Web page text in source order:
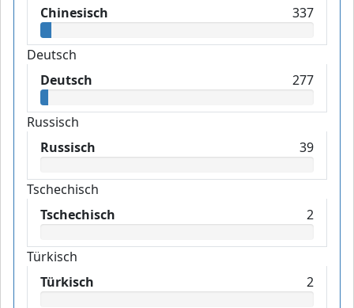
Chinesisch 337
Deutsch
Deutsch
277
Russisch
Russisch
39
Tschechisch
Tschechisch
2
Türkisch
Türkisch
2